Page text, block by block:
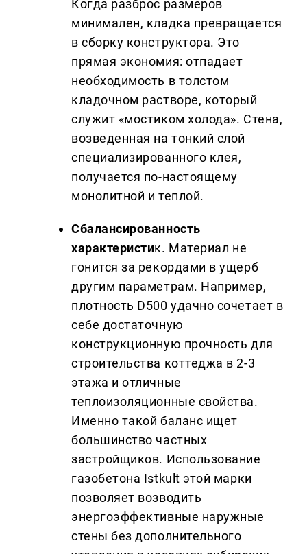
Когда разброс размеров
минимален, кладка превращается
в сборку конструктора. Это
прямая экономия: отпадает
необходимость в толстом
кладочном растворе, который
служит «мостиком холода». Стена,
возведенная на тонкий слой
специализированного клея,
получается по-настоящему
монолитной и теплой.
Сбалансированность
характеристик. Материал не
гонится за рекордами в ущерб
другим параметрам. Например,
плотность D500 удачно сочетает в
себе достаточную
конструкционную прочность для
строительства коттеджа в 2-3
этажа и отличные
теплоизоляционные свойства.
Именно такой баланс ищет
большинство частных
застройщиков. Использование
газобетона Istkult этой марки
позволяет возводить
энергоэффективные наружные
стены без дополнительного